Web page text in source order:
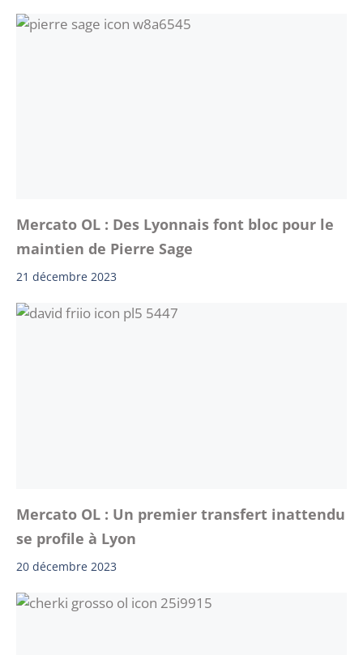
Mercato OL : Des Lyonnais font bloc pour le
maintien de Pierre Sage
21 décembre 2023
Mercato OL : Un premier transfert inattendu
se profile à Lyon
20 décembre 2023